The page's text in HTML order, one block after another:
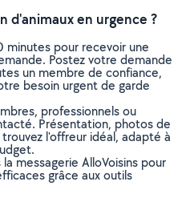
d'animaux en urgence ?
minutes pour recevoir une
Postez votre demande
un membre de confiance,
besoin urgent de garde
professionnels ou
Présentation, photos de
l'offreur idéal, adapté à
messagerie AlloVoisins pour
grâce aux outils